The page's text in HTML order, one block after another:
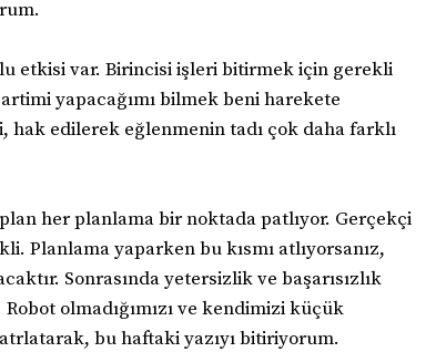
etkisi var. Birincisi işleri bitirmek için gerekli
yapacağımı bilmek beni harekete
edilerek eğlenmenin tadı çok daha farklı
her planlama bir noktada patlıyor. Gerçekçi
Planlama yaparken bu kısmı atlıyorsanız,
Sonrasında yetersizlik ve başarısızlık
olmadığımızı ve kendimizi küçük
bu haftaki yazıyı bitiriyorum.